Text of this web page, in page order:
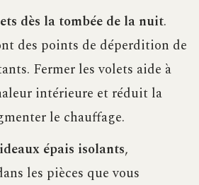
dès la tombée de la nuit.
des points de déperdition de
Fermer les volets aide à
intérieure et réduit la
le chauffage.
épais isolants,
les pièces que vous